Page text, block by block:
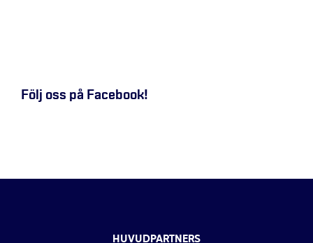
Följ oss på Facebook!
HUVUDPARTNERS